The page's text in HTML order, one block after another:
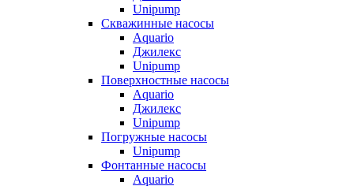
Unipump
Скважинные насосы
Aquario
Джилекс
Unipump
Поверхностные насосы
Aquario
Джилекс
Unipump
Погружные насосы
Unipump
Фонтанные насосы
Aquario